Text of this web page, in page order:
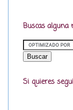
Buscas alguna
Si quieres